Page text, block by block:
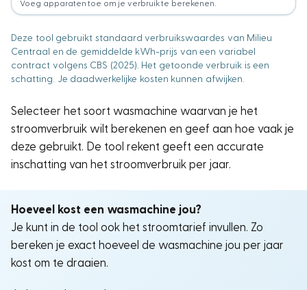
Selecteer het soort wasmachine waarvan je het
stroomverbruik wilt berekenen en geef aan hoe vaak je
deze gebruikt. De tool rekent geeft een accurate
inschatting van het stroomverbruik per jaar.
Hoeveel kost een wasmachine jou?
Je kunt in de tool ook het stroomtarief invullen. Zo
bereken je exact hoeveel de wasmachine jou per jaar
kost om te draaien.